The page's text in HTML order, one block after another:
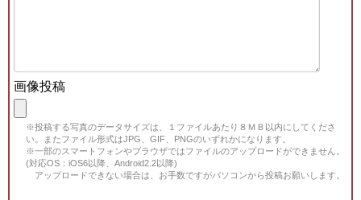
画像投稿
※投稿する写真のデータサイズは、１ファイルあたり８ＭＢ以内にしてくださ
い。またファイル形式はJPG、GIF、PNGのいずれかになります。
※一部のスマートフォンやブラウザではファイルのアップロードができません。
(対応OS：iOS6以降、Android2.2以降)
アップロードできない場合は、お手数ですがパソコンから投稿お願いします。